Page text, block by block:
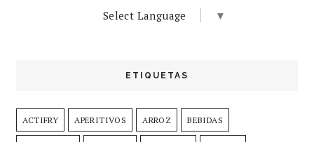
Select Language ▼
ETIQUETAS
ACTIFRY APERITIVOS ARROZ BEBIDAS